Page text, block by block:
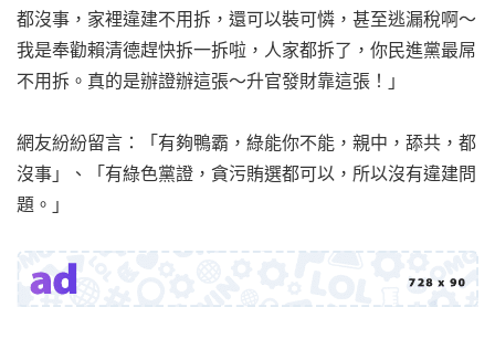
都沒事，家裡違建不用拆，還可以裝可憐，甚至逃漏稅啊～
我是奉勸賴清德趕快拆一拆啦，人家都拆了，你民進黨最屌
不用拆。真的是辦證辦這張～升官發財靠這張！」
網友紛紛留言：「有夠鴨霸，綠能你不能，親中，舔共，都
沒事」、「有綠色黨證，貪污賄選都可以，所以沒有違建問
題。」